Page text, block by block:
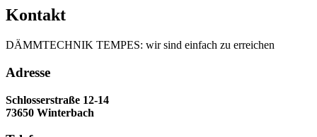
Kontakt
DÄMMTECHNIK TEMPES: wir sind einfach zu erreichen
Adresse
Schlosserstraße 12-14
73650 Winterbach